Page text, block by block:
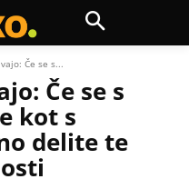
Če se s...
Če se s
kot s
delite te